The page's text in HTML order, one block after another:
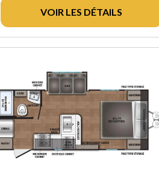
VOIR LES DÉTAILS